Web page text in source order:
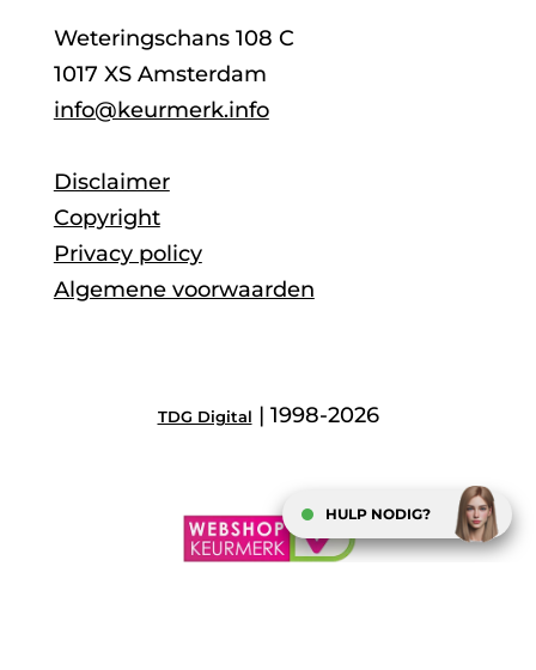
Weteringschans 108 C
1017 XS Amsterdam
info@keurmerk.info
Disclaimer
Copyright
Privacy policy
Algemene voorwaarden
TDG Digital | 1998-2026
HULP NODIG?